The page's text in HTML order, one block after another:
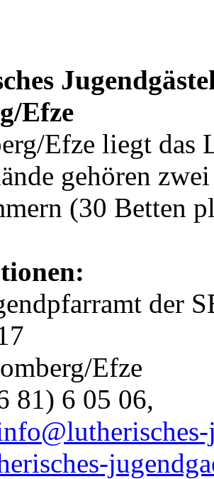
Efze
Efze liegt das
gehören
(30 Betten
der
Efze
81) 6 05 06,